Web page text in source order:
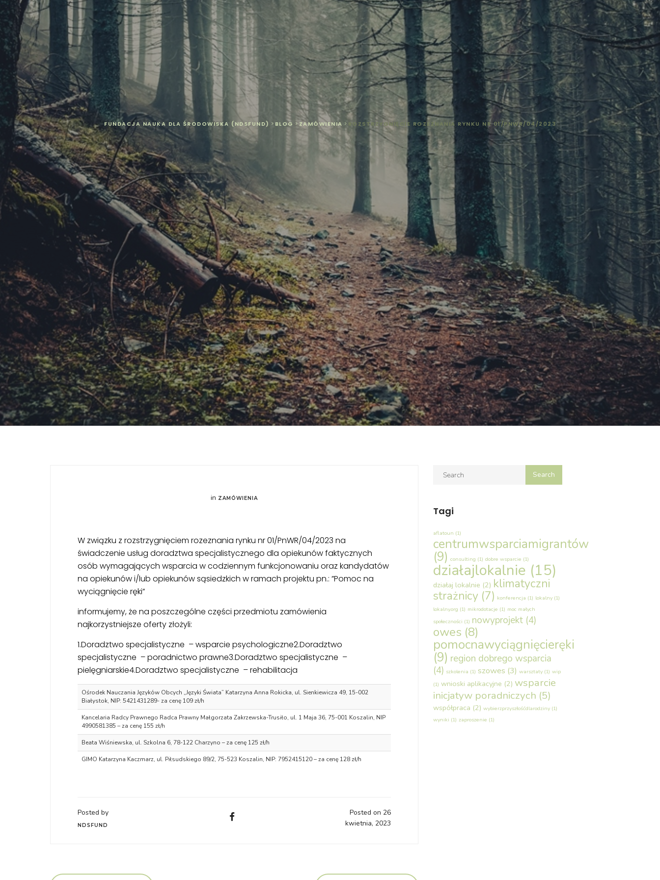
FUNDACJA NAUKA DLA ŚRODOWISKA (NDSFUND) > BLOG >ZAMÓWIENIA > ROZSTRZYGNIĘCIE ROZEZNANIA RYNKU NR 01/PNWR/04/2023
in ZAMÓWIENIA
W związku z rozstrzygnięciem rozeznania rynku nr 01/PnWR/04/2023 na
świadczenie usług doradztwa specjalistycznego dla opiekunów faktycznych
osób wymagających wsparcia w codziennym funkcjonowaniu oraz kandydatów
na opiekunów i/lub opiekunów sąsiedzkich w ramach projektu pn.: ”Pomoc na
wyciągnięcie ręki”
informujemy, że na poszczególne części przedmiotu zamówienia
najkorzystniejsze oferty złożyli:
1.Doradztwo specjalistyczne – wsparcie psychologiczne2.Doradztwo
specjalistyczne – poradnictwo prawne3.Doradztwo specjalistyczne –
pielęgniarskie4.Doradztwo specjalistyczne – rehabilitacja
Ośrodek Nauczania Języków Obcych „Języki Świata” Katarzyna Anna Rokicka, ul. Sienkiewicza 49, 15-002
Białystok, NIP: 5421431289- za cenę 109 zł/h
Kancelaria Radcy Prawnego Radca Prawny Małgorzata Zakrzewska-Trusiło, ul. 1 Maja 36, 75-001 Koszalin, NIP
4990581385 – za cenę 155 zł/h
Beata Wiśniewska, ul. Szkolna 6, 78-122 Charzyno – za cenę 125 zł/h
GIMO Katarzyna Kaczmarz, ul. Piłsudskiego 89/2, 75-523 Koszalin, NIP: 7952415120 – za cenę 128 zł/h
Posted by
NDSFUND
Posted on 26
kwietnia, 2023
Tagi
aflatoun (1)
centrumwsparciamigrantów
(9) consulting (1) dobre wsparcie (1)
działajlokalnie (15)
działaj lokalnie (2) klimatyczni
strażnicy (7) konferencja (1) lokalny (1)
lokalny.org (1) mikrodotacje (1) moc małych
społeczności (1) nowyprojekt (4)
owes (8)
pomocnawyciągnięcieręki
(9) region dobrego wsparcia
(4) szkolenia (1) szowes (3) warsztaty (1) wip
(1) wnioski aplikacyjne (2) wsparcie
inicjatyw poradniczych (5)
współpraca (2) wybierzprzyszłośćdlarodziny (1)
wyniki (1) zaproszenie (1)